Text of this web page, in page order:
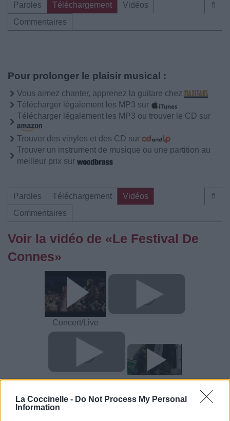
La Coccinelle - Do Not Process My Personal
Information
⇑
Paroles Téléchargement
Vidéos
Commentaires
Pour prolonger le plaisir musical :
Vous aimez chanter, apprenez la guitare chez
Télécharger légalement les MP3 sur
Télécharger légalement les MP3 ou trouver le CD sur
Trouver des vinyles et des CD sur
Trouver un instrument de musique ou une partition au
meilleur prix sur
⇑
Paroles Téléchargement
Vidéos
Commentaires
Voir la vidéo de «Le Festival De
Connes»
Concert/Live
Paroles Téléchargement